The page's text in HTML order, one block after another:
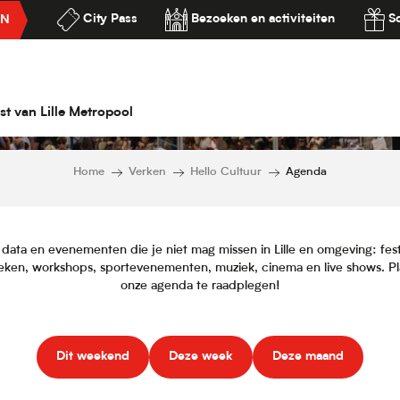
City Pass Bezoeken en activiteiten
van Lille Metropool
Home Verken Hello Cultuur Agenda
en evenementen die je niet mag missen in Lille en omgeving:
workshops, sportevenementen, muziek, cinema en live shows.
onze agenda te raadplegen!
Dit weekend Deze week Deze maand